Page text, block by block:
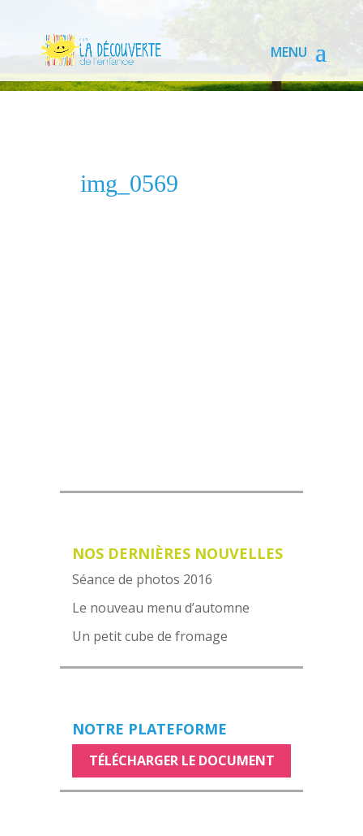
img_0569
NOS DERNIÈRES NOUVELLES
Séance de photos 2016
Le nouveau menu d’automne
Un petit cube de fromage
NOTRE PLATEFORME
TÉLÉCHARGER LE DOCUMENT